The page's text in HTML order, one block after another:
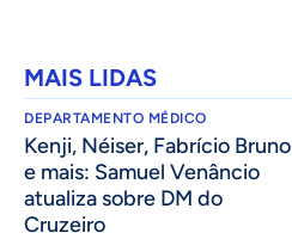
MAIS LIDAS
DEPARTAMENTO MÉDICO
Kenji, Néiser, Fabrício Bruno
e mais: Samuel Venâncio
atualiza sobre DM do
Cruzeiro